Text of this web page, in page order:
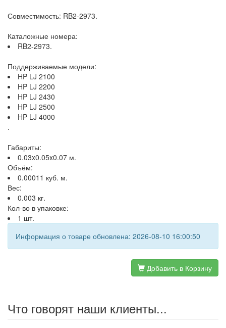
Совместимость: RB2-2973.
Каталожные номера:
RB2-2973.
Поддерживаемые модели:
HP LJ 2100
HP LJ 2200
HP LJ 2430
HP LJ 2500
HP LJ 4000
.
Габариты:
0.03x0.05x0.07 м.
Объём:
0.00011 куб. м.
Вес:
0.003 кг.
Кол-во в упаковке:
1 шт.
Информация о товаре обновлена: 2026-08-10 16:00:50
Добавить в Корзину
Что говорят наши клиенты...